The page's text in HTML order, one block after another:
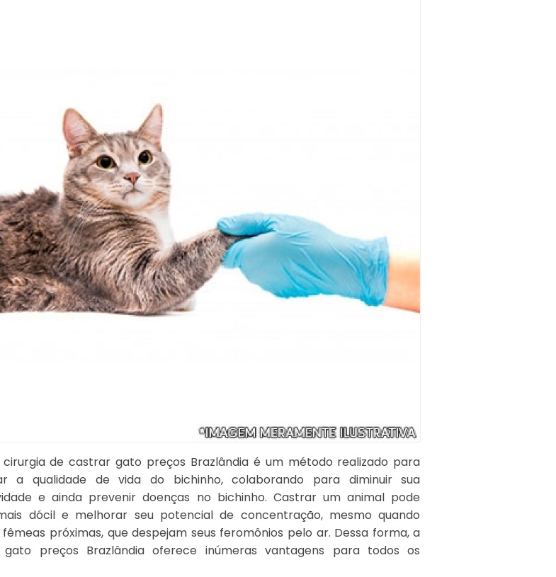
cirurgia de castrar gato preços Brazlândia é um método realizado para
a qualidade de vida do bichinho, colaborando para diminuir sua
e ainda prevenir doenças no bichinho. Castrar um animal pode
dócil e melhorar seu potencial de concentração, mesmo quando
próximas, que despejam seus feromônios pelo ar. Dessa forma, a
preços Brazlândia oferece inúmeras vantagens para todos os